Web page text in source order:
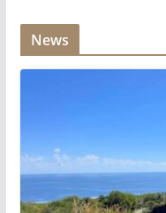
News